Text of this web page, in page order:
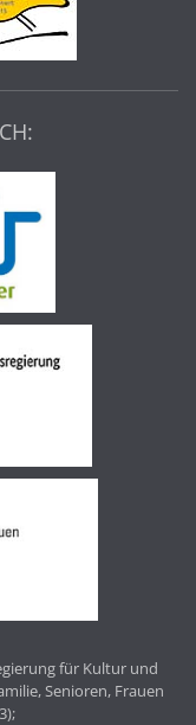
für Kultur und
Senioren, Frauen